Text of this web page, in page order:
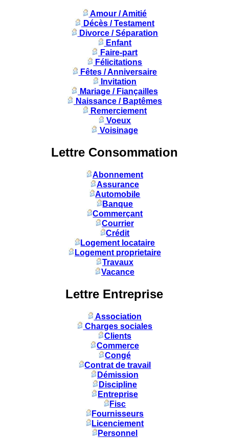
Amour / Amitié
Décès / Testament
Divorce / Séparation
Enfant
Faire-part
Félicitations
Fêtes / Anniversaire
Invitation
Mariage / Fiançailles
Naissance / Baptêmes
Remerciement
Voeux
Voisinage
Lettre Consommation
Abonnement
Assurance
Automobile
Banque
Commerçant
Courrier
Crédit
Logement locataire
Logement proprietaire
Travaux
Vacance
Lettre Entreprise
Association
Charges sociales
Clients
Commerce
Congé
Contrat de travail
Démission
Discipline
Entreprise
Fisc
Fournisseurs
Licenciement
Personnel